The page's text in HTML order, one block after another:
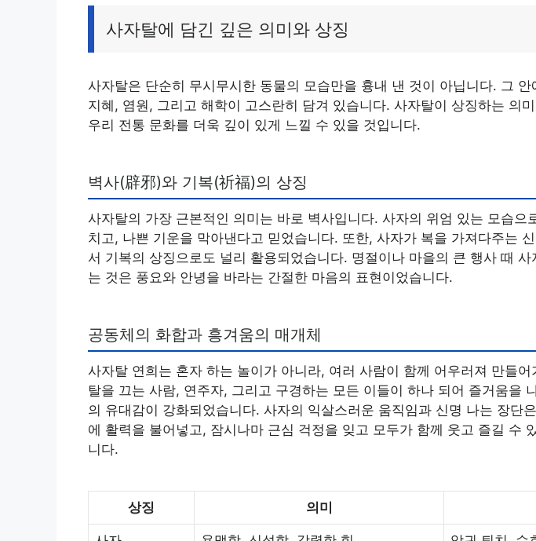
사자탈에 담긴 깊은 의미와 상징
사자탈은 단순히 무시무시한 동물의 모습만을 흉내 낸 것이 아닙니다. 그 안
지혜, 염원, 그리고 해학이 고스란히 담겨 있습니다. 사자탈이 상징하는 의
우리 전통 문화를 더욱 깊이 있게 느낄 수 있을 것입니다.
벽사(辟邪)와 기복(祈福)의 상징
사자탈의 가장 근본적인 의미는 바로 벽사입니다. 사자의 위엄 있는 모습으
치고, 나쁜 기운을 막아낸다고 믿었습니다. 또한, 사자가 복을 가져다주는
서 기복의 상징으로도 널리 활용되었습니다. 명절이나 마을의 큰 행사 때
는 것은 풍요와 안녕을 바라는 간절한 마음의 표현이었습니다.
공동체의 화합과 흥겨움의 매개체
사자탈 연희는 혼자 하는 놀이가 아니라, 여러 사람이 함께 어우러져 만들
탈을 끄는 사람, 연주자, 그리고 구경하는 모든 이들이 하나 되어 즐거움을
의 유대감이 강화되었습니다. 사자의 익살스러운 움직임과 신명 나는 장단
에 활력을 불어넣고, 잠시나마 근심 걱정을 잊고 모두가 함께 웃고 즐길 수
니다.
상징 의미